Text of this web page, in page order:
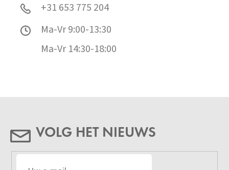
+31 653 775 204
Ma-Vr 9:00-13:30
Ma-Vr 14:30-18:00
VOLG HET NIEUWS